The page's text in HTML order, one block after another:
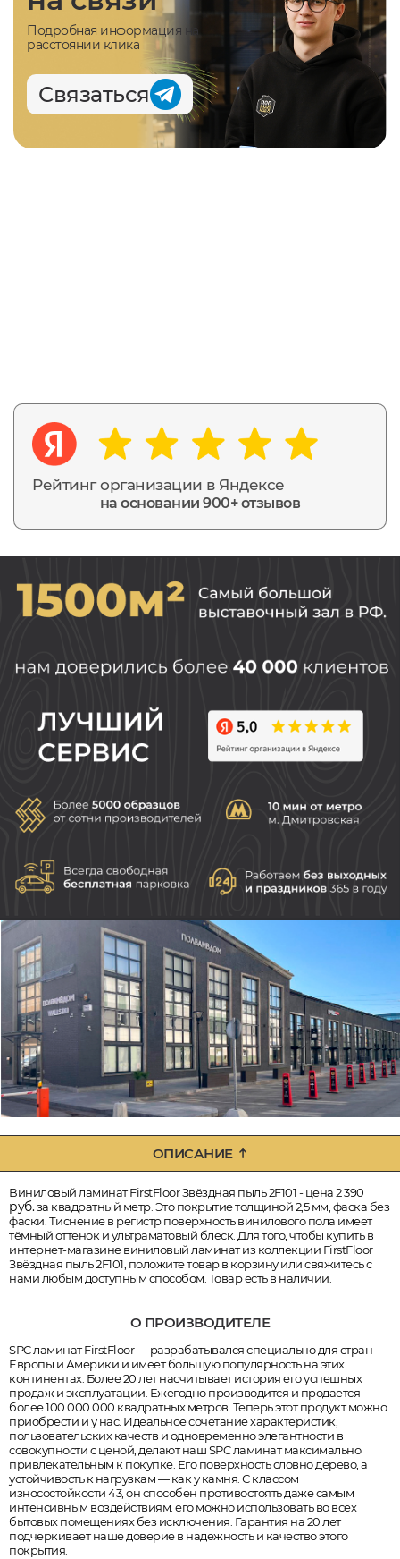
Рейтинг организации в Яндексе
на основании 900+ отзывов
Подробная информация на
расстоянии клика
Связаться
ОПИСАНИЕ
Виниловый ламинат FirstFloor Звёздная пыль 2F101 - цена 2 390
руб.за квадратный метр. Это покрытие толщиной 2,5 мм, фаска без
фаски. Тиснение в регистр поверхность винилового пола имеет
тёмный оттенок и ультраматовый блеск. Для того, чтобы купить в
интернет-магазине виниловый ламинат из коллекции FirstFloor
Звёздная пыль 2F101, положите товар в корзину или свяжитесь с
нами любым доступным способом. Товар есть в наличии.
О ПРОИЗВОДИТЕЛЕ
SPC ламинат FirstFloor — разрабатывался специально для стран
Европы и Америки и имеет большую популярность на этих
континентах. Более 20 лет насчитывает история его успешных
продаж и эксплуатации. Ежегодно производится и продается
более 100 000 000 квадратных метров. Теперь этот продукт можно
приобрести и у нас. Идеальное сочетание характеристик,
пользовательских качеств и одновременно элегантности в
совокупности с ценой, делают наш SPC ламинат максимально
привлекательным к покупке. Его поверхность словно дерево, а
устойчивость к нагрузкам — как у камня. С классом
износостойкости 43, он способен противостоять даже самым
интенсивным воздействиям. его можно использовать во всех
бытовых помещениях без исключения. Гарантия на 20 лет
подчеркивает наше доверие в надежность и качество этого
покрытия.